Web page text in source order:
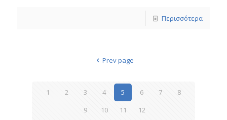
Περισσότερα
Prev page
1 2 3 4 5 6 7
8
9
10 11 12